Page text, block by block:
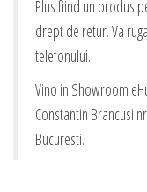
Plus fiind un produs
drept de retur. Va
telefonului.
Vino in Showroom
Constantin Brancusi
Bucuresti.